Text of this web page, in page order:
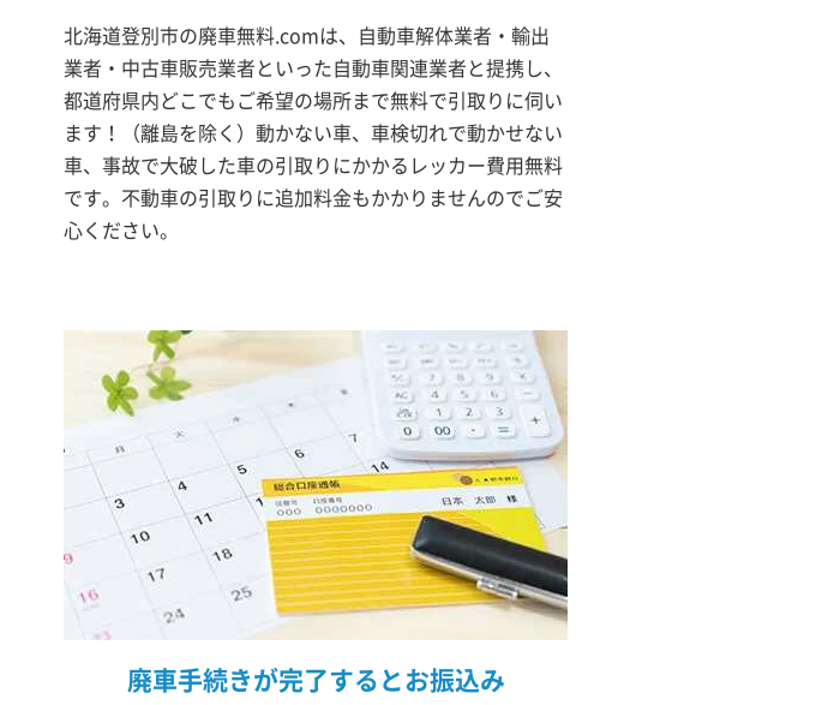
北海道登別市の廃車無料.comは、自動車解体業者・輸出
業者・中古車販売業者といった自動車関連業者と提携し、
都道府県内どこでもご希望の場所まで無料で引取りに伺い
ます！（離島を除く）動かない車、車検切れで動かせない
車、事故で大破した車の引取りにかかるレッカー費用無料
です。不動車の引取りに追加料金もかかりませんのでご安
心ください。
廃車手続きが完了するとお振込み